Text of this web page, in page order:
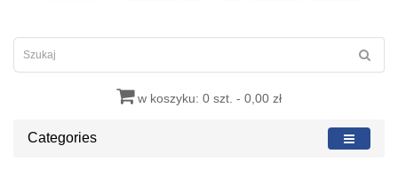
w koszyku: 0 szt. - 0,00 zł
Categories